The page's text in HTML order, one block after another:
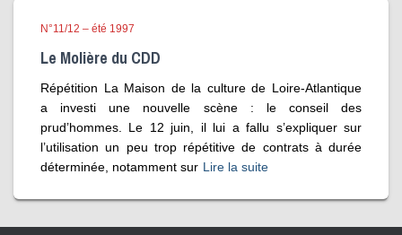
N°11/12 – été 1997
Le Molière du CDD
Répétition La Maison de la culture de Loire-Atlantique
a investi une nouvelle scène : le conseil des
prud’hommes. Le 12 juin, il lui a fallu s’expliquer sur
l’utilisation un peu trop répétitive de contrats à durée
déterminée, notamment sur Lire la suite